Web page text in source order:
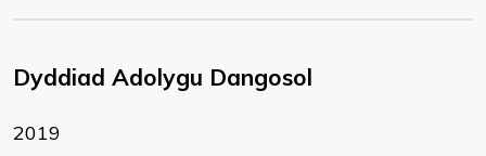
Dyddiad Adolygu Dangosol
2019